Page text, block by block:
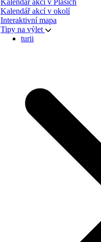
Kalendář akcí v okolí
Interaktivní mapa
Tipy na výlet
turii